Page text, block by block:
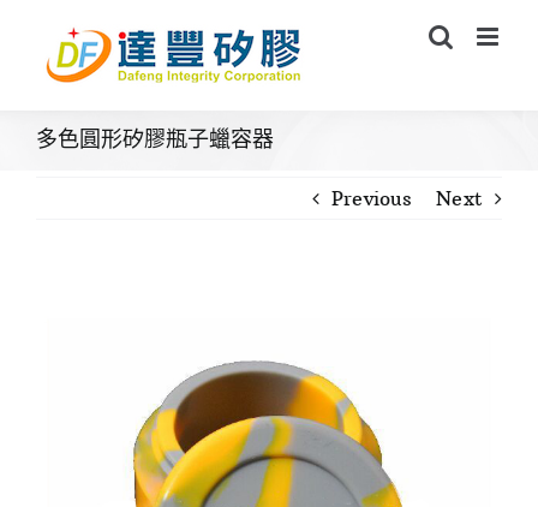
content
多色圓形矽膠瓶子蠟容器
Previous Next